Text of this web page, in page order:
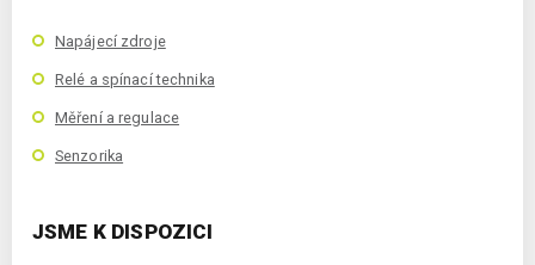
Napájecí zdroje
Relé a spínací technika
Měření a regulace
Senzorika
JSME K DISPOZICI